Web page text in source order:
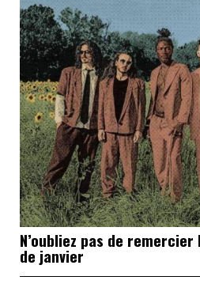
N’oubliez pas de
de janvier